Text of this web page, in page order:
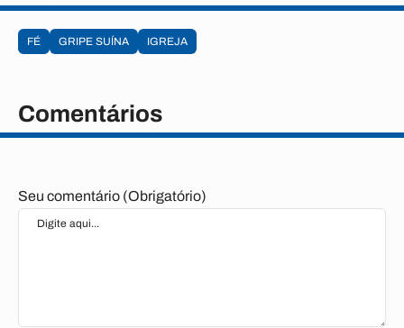
FÉ GRIPE SUÍNA IGREJA
Comentários
Seu comentário (Obrigatório)